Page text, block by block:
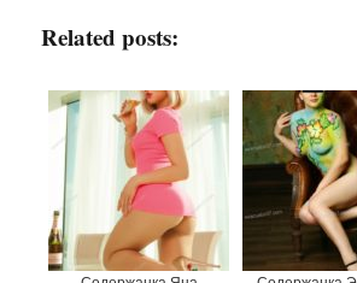
Related posts: